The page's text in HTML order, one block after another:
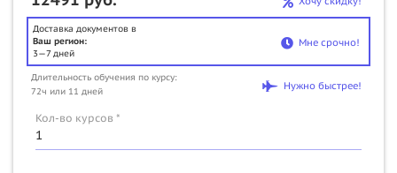
Доставка документов в
Ваш регион:
3—7 дней
Мне срочно!
Длительность обучения по курсу:
72ч или 11 дней
Нужно быстрее!
Кол-во курсов *